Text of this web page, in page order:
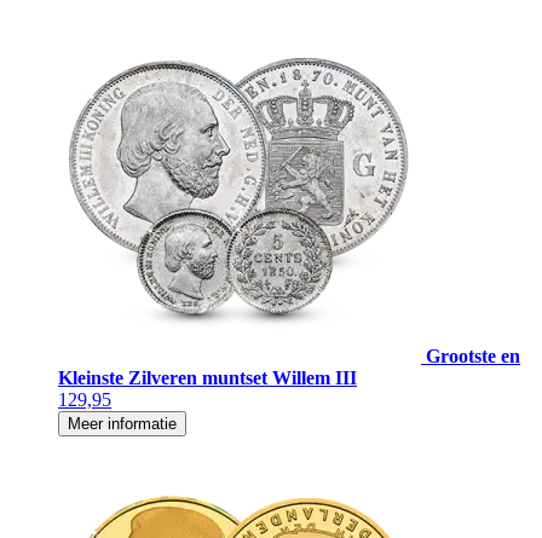
Grootste en
Kleinste Zilveren muntset Willem III
129,95
Meer informatie